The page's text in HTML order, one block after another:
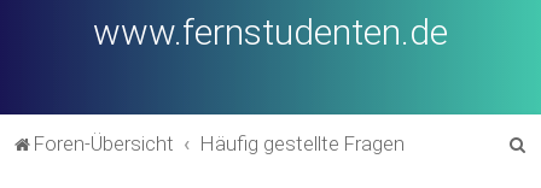
www.fernstudenten.de
Foren-Übersicht Häufig gestellte Fragen